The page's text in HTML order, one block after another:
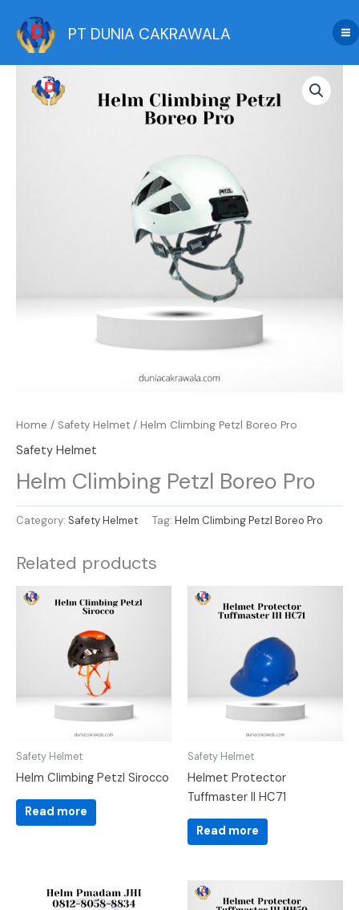
content
PT DUNIA CAKRAWALA
Home / Safety Helmet / Helm Climbing Petzl Boreo Pro
Safety Helmet
Helm Climbing Petzl Boreo Pro
Category: Safety Helmet Tag: Helm Climbing Petzl Boreo Pro
Related products
Safety Helmet
Helm Climbing Petzl Sirocco
Read more
Safety Helmet
Helmet Protector
Tuffmaster II HC71
Read more